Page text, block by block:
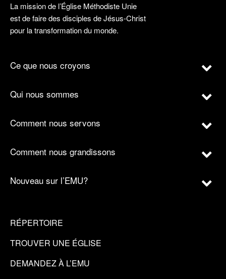
La mission de l’Église Méthodiste Unie
est de faire des disciples de Jésus-Christ
pour la transformation du monde.
Ce que nous croyons
Qui nous sommes
Comment nous servons
Comment nous grandissons
Nouveau sur l’EMU?
RÉPERTOIRE
TROUVER UNE ÉGLISE
DEMANDEZ À L’EMU